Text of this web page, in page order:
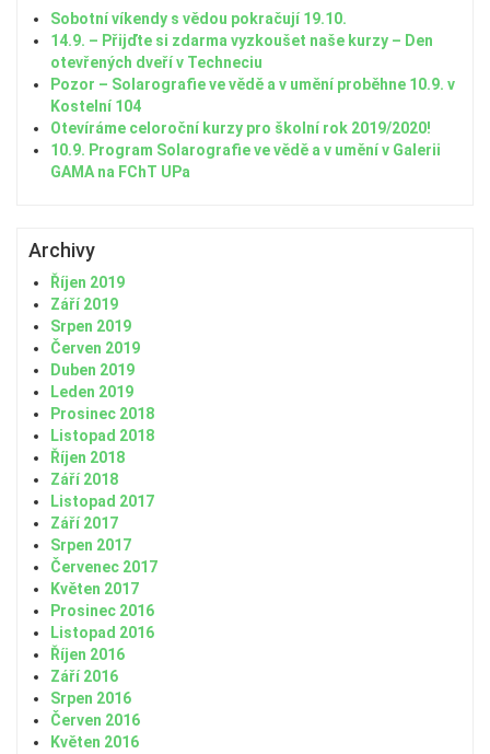
Sobotní víkendy s vědou pokračují 19.10.
14.9. – Přijďte si zdarma vyzkoušet naše kurzy – Den
otevřených dveří v Techneciu
Pozor – Solarografie ve vědě a v umění proběhne 10.9. v
Kostelní 104
Otevíráme celoroční kurzy pro školní rok 2019/2020!
10.9. Program Solarografie ve vědě a v umění v Galerii
GAMA na FChT UPa
Archivy
Říjen 2019
Září 2019
Srpen 2019
Červen 2019
Duben 2019
Leden 2019
Prosinec 2018
Listopad 2018
Říjen 2018
Září 2018
Listopad 2017
Září 2017
Srpen 2017
Červenec 2017
Květen 2017
Prosinec 2016
Listopad 2016
Říjen 2016
Září 2016
Srpen 2016
Červen 2016
Květen 2016